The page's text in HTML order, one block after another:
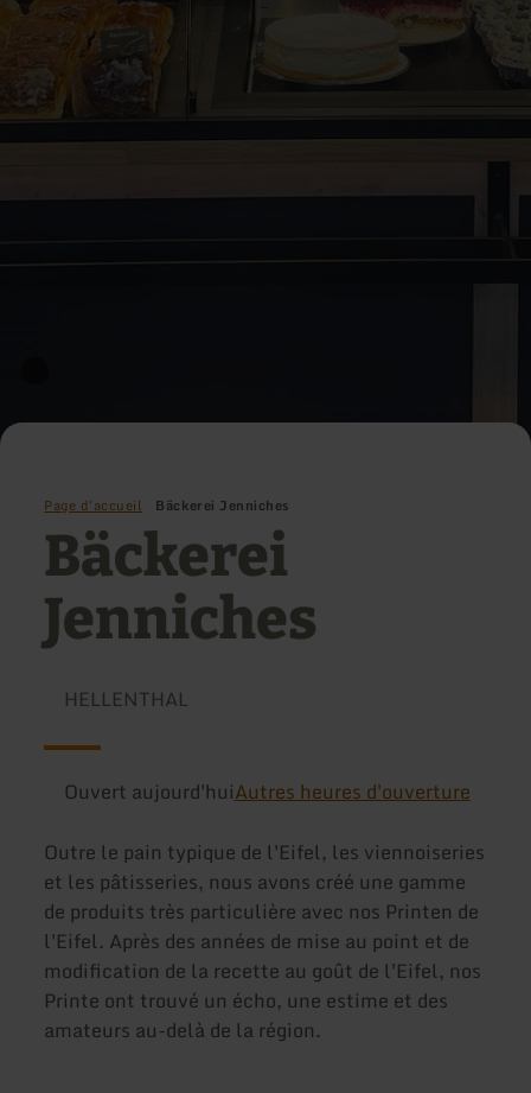
Page d'accueil Bäckerei Jenniches
Bäckerei
Jenniches
HELLENTHAL
Ouvert aujourd'huiAutres heures d'ouverture
Outre le pain typique de l'Eifel, les viennoiseries
et les pâtisseries, nous avons créé une gamme
de produits très particulière avec nos Printen de
l'Eifel. Après des années de mise au point et de
modification de la recette au goût de l'Eifel, nos
Printe ont trouvé un écho, une estime et des
amateurs au-delà de la région.